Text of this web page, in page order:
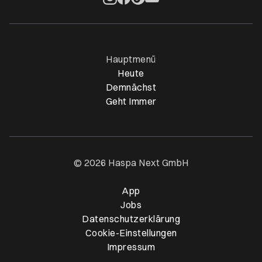
Hauptmenü
Heute
Demnächst
Geht Immer
© 2026 Haspa Next GmbH
App
Jobs
Datenschutzerklärung
Cookie-Einstellungen
Impressum